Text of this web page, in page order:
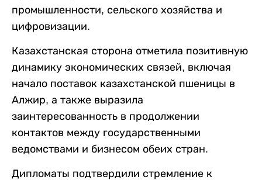
промышленности, сельского хозяйства и
цифровизации.
Казахстанская сторона отметила позитивную
динамику экономических связей, включая
начало поставок казахстанской пшеницы в
Алжир, а также выразила
заинтересованность в продолжении
контактов между государственными
ведомствами и бизнесом обеих стран.
Дипломаты подтвердили стремление к